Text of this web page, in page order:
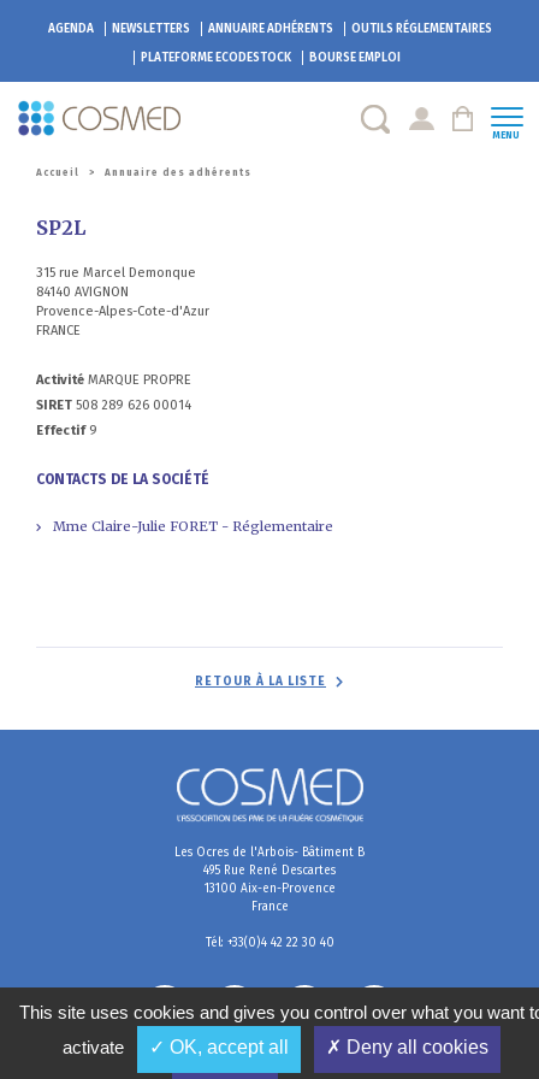
AGENDA NEWSLETTERS ANNUAIRE ADHÉRENTS
OUTILS RÉGLEMENTAIRES
PLATEFORMEECODESTOCK BOURSE EMPLOI
MENU
Accueil > Annuaire des adhérents
SP2L
315 rue Marcel Demonque
84140 AVIGNON
Provence-Alpes-Cote-d'Azur
FRANCE
Activité MARQUE PROPRE
SIRET 508 289 626 00014
Effectif9
CONTACTS DE LA SOCIÉTÉ
Mme Claire-Julie FORET - Réglementaire
RETOUR À LA LISTE
Les Ocres de l'Arbois- Bâtiment B
495 Rue René Descartes
13100 Aix-en-Provence
France
Tél: +33(0)4 42 22 30 40
This site uses cookies and gives you control over what you want
activate
✓ OK, accept all ✗ Deny all cookies